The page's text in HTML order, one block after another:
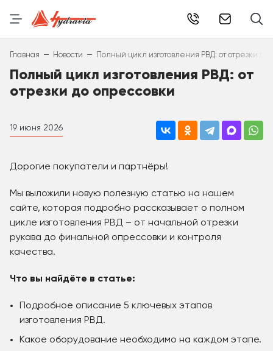
Главная – Новости – Полный цикл изготовления РВД: от отрезки до
Полный цикл изготовления РВД: от
отрезки до опрессовки
19 июня 2026
Дорогие покупатели и партнёры!
Мы выложили новую полезную статью на нашем
сайте, которая подробно рассказывает о полном
цикле изготовления РВД – от начальной отрезки
рукава до финальной опрессовки и контроля
качества.
Что вы найдёте в статье:
Подробное описание 5 ключевых этапов
изготовления РВД.
Какое оборудование необходимо на каждом этапе.